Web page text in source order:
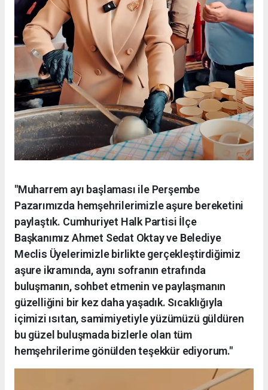
"Muharrem ayı başlaması ile Perşembe
Pazarımızda hemşehrilerimizle aşure bereketini
paylaştık. Cumhuriyet Halk Partisi İlçe
Başkanımız Ahmet Sedat Oktay ve Belediye
Meclis Üyelerimizle birlikte gerçekleştirdiğimiz
aşure ikramında, aynı sofranın etrafında
buluşmanın, sohbet etmenin ve paylaşmanın
güzelliğini bir kez daha yaşadık. Sıcaklığıyla
içimizi ısıtan, samimiyetiyle yüzümüzü güldüren
bu güzel buluşmada bizlerle olan tüm
hemşehrilerime gönülden teşekkür ediyorum."